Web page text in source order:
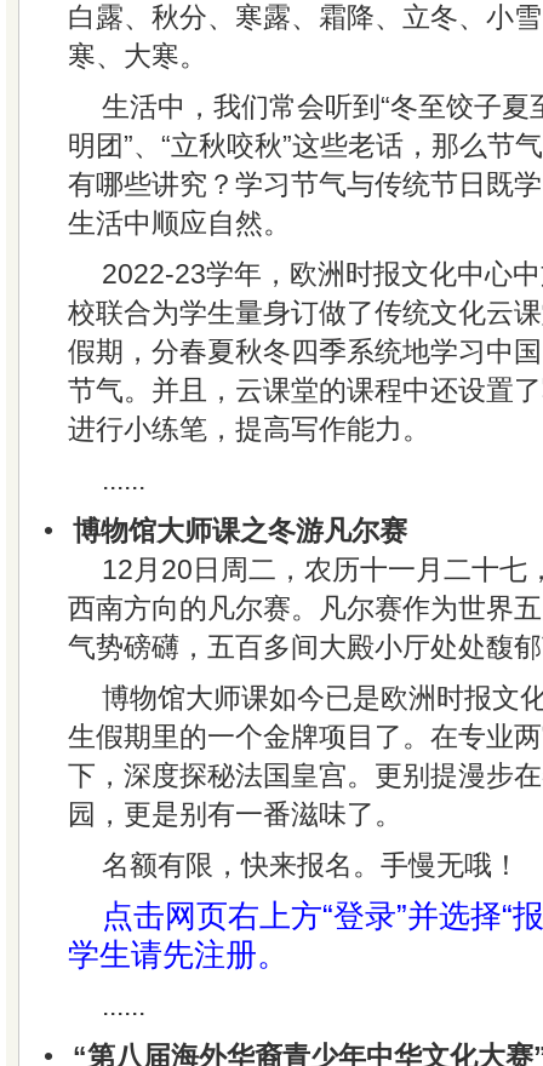
白露、秋分、寒露、霜降、立冬、小
寒、大寒。
生活中，我们常会听到“冬至饺子夏
明团”、“立秋咬秋”这些老话，那么节
有哪些讲究？学习节气与传统节日既
生活中顺应自然。
2022-23学年，欧洲时报文化中心
校联合为学生量身订做了传统文化云
假期，分春夏秋冬四季系统地学习中
节气。并且，云课堂的课程中还设置
进行小练笔，提高写作能力。
......
•
博物馆大师课之冬游凡尔赛
12月20日周二，农历十一月二十七
西南方向的凡尔赛。凡尔赛作为世界
气势磅礴，五百多间大殿小厅处处馥
博物馆大师课如今已是欧洲时报文
生假期里的一个金牌项目了。在专业
下，深度探秘法国皇宫。更别提漫步
园，更是别有一番滋味了。
名额有限，快来报名。手慢无哦！
点击网页右上方“登录”并选择“
学生请先注册。
......
•
“第八届海外华裔青少年中华文化大